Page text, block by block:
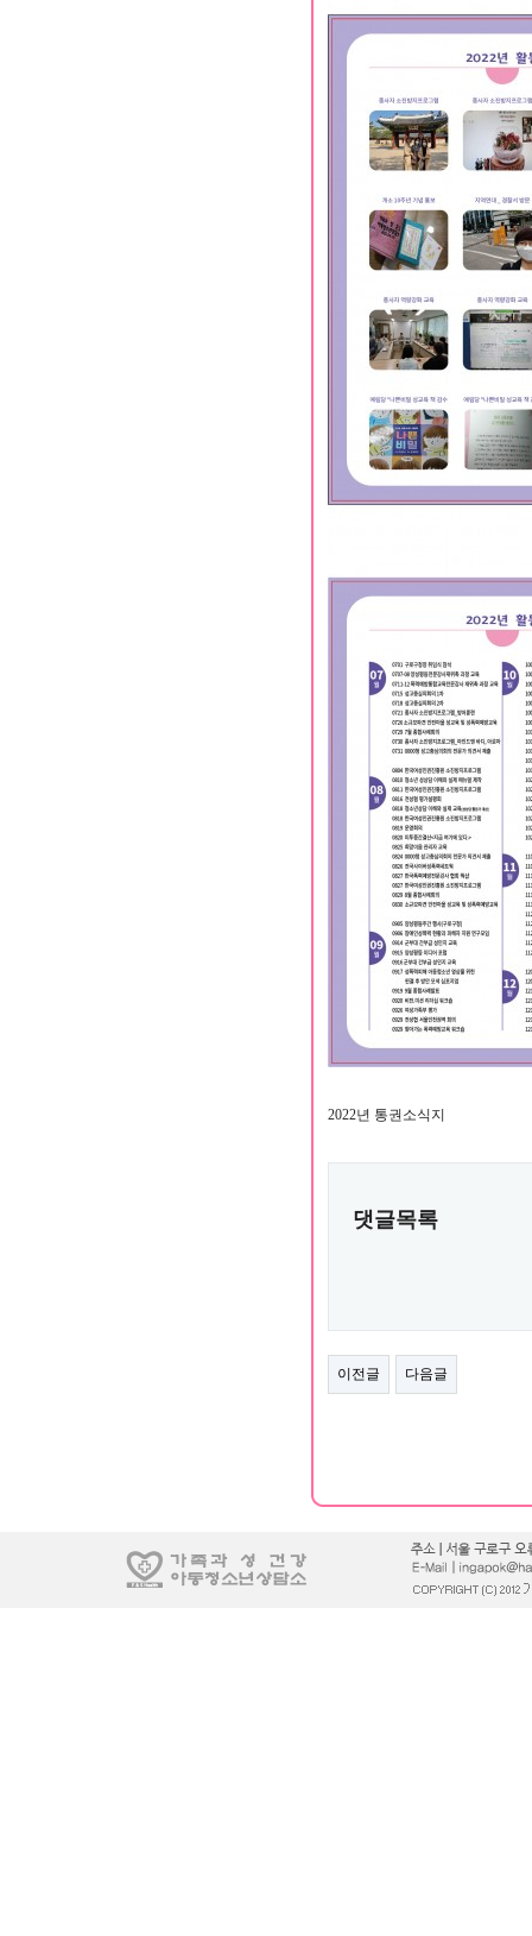
2022년 통권소식지
댓글목록
이전글 다음글